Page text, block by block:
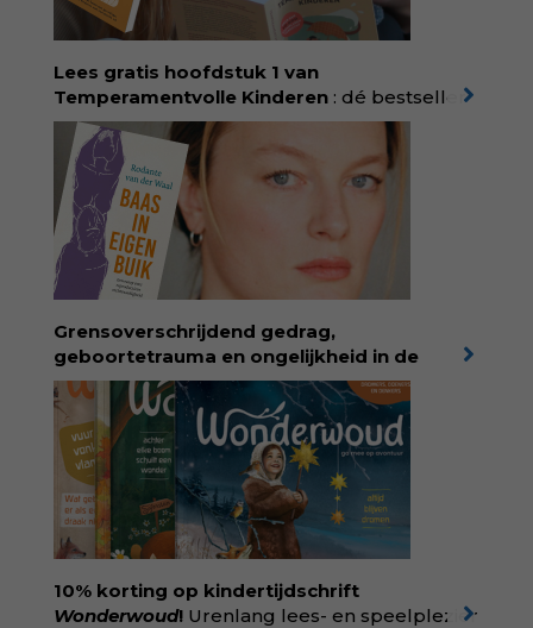
Lees gratis hoofdstuk 1 van
Temperamentvolle Kinderen : dé bestseller
van pedagoog Eva Bronsveld. In het boek
Temperamentvolle kinderen vind je 25 jaar
aan kennis en ervaring. Met ruim 50.000
verkochte exemplaren met recht een
bestseller, waarmee Eva veel gezinnen heeft
kunnen helpen. Ze schrijft met een
liefdevolle kijk op kinderen en veel begrip
voor ouders. Download het hoofdstuk gratis
via:
evabronsveld.plugandpay.nl/r?
id=ZcYxEBJH
Grensoverschrijdend gedrag,
geboortetrauma en ongelijkheid in de
geboortezorg:in Baas in eigen buik verbindt
filosoof en vroedvrouw Rodante van der Waal
persoonlijke ervaringen aan structureel
onrecht en introduceert ze reproductieve
rechtvaardigheid als een collectieve, radicale
praktijk van zorg. Voor iedereen die wil
begrijpen wat er speelt rond vruchtbaarheid
en geboorte. Koop het boek via
singeluitgeverijen.nl/nijgh-van-
ditmar/boek/baas-in-eigen-buik
10% korting op kindertijdschrift
Wonderwoud! Urenlang lees- en speelplezier